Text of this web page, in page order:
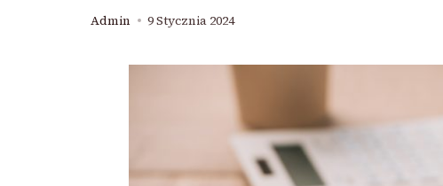
Admin 9 Stycznia 2024